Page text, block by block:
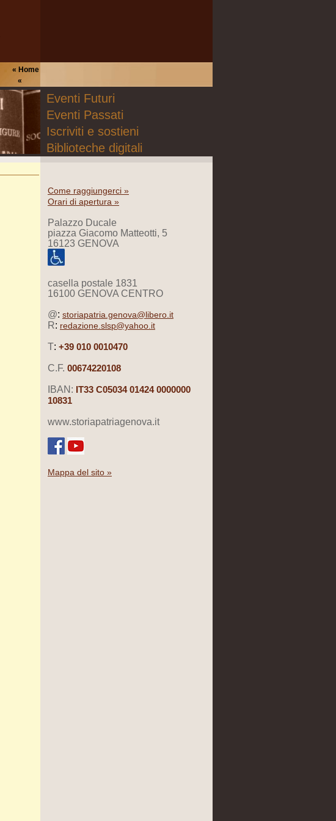
« Home
«
Eventi Futuri
Eventi Passati
Iscriviti e sostieni
Biblioteche digitali
Come raggiungerci »
Orari di apertura »
Palazzo Ducale
piazza Giacomo Matteotti, 5
16123 GENOVA
casella postale 1831
16100 GENOVA CENTRO
@: storiapatria.genova@libero.it
R: redazione.slsp@yahoo.it
T: +39 010 0010470
C.F. 00674220108
IBAN: IT33 C05034 01424 0000000
10831
www.storiapatriagenova.it
Mappa del sito »